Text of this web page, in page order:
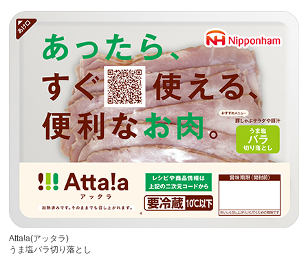
Atta!a(アッタラ)
うま塩バラ切り落とし